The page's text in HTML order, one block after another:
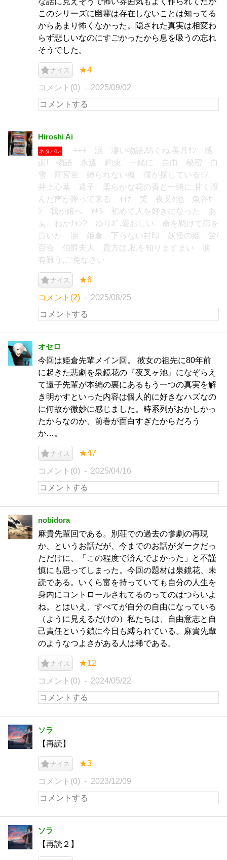
このシリーズに幽霊は存在しないことは知ってる
からあまり怖くなかった。隠された真実は相変わ
らず悲しいなのにすごかったから息を吸うの忘れ
そうでした。
ナイス ★4
コメント(0) 2025/09/02
Hiroshi Ai
ネタバレ
+++ 涙 凄い物語,紡ぐね,美月ｻﾝ 感
謝! 物語 永遠 約束 一緒に 自由 秘密 白
雪 雨宮蛍 縛られない魂 僕が探しているﾓﾉ
井上心葉 遠子 柔らかな花の香と一緒に,甘く澄
んだ声が降って来る ｲｲﾅ 笑 夜叉ｹ池 魚谷ｻ
ﾝ 我が娘へ ｱｷﾗ 初めて人を好きになった あ
ぁ わかﾁｬﾝ? ゆりｶﾞ,愛おしい 命を懸けて恋を
貫いた 涙 姫倉 下らない封印 妖怪の姫 蛍/
百合 伯爵夫人 貴方は,私を知りますまい 涙
有難う,ご免なさい
ナイス ★6
コメント(2) 2025/08/25
オセロ
今回は姫倉先輩メイン回。 彼女の祖先に80年前
に起きた悲劇を泉鏡花の『夜叉ヶ池』になぞらえ
て遠子先輩が本編の裏にあるもう一つの真実を解
き明かすといった内容は個人的に好きなハズなの
に何故か微妙に感じました。時系列がおかしかっ
たからなのか、前巻が面白すぎたからだろう
か…。
ナイス ★47
コメント(0) 2025/04/16
nobidora
麻貴先輩回である。別荘での過去の惨劇の再現
か、というお話だが、今までのお話がダークだっ
ただけに、「この程度で済んでよかった」と不謹
慎にも思ってしまった。今回の題材は泉鏡花、未
読である。いくら富を持っていても自分の人生を
身内にコントロールされてるのってのはつらいよ
ね。とはいえ、すべてが自分の自由になっている
（ように見えるだけの）私たちは、自由意志と自
己責任という鎖に今日も縛られている。麻貴先輩
のようなつよさがある人は稀である。
ナイス ★12
コメント(0) 2024/05/22
ソラ
【再読】
ナイス ★3
コメント(0) 2023/12/09
ソラ
【再読２】